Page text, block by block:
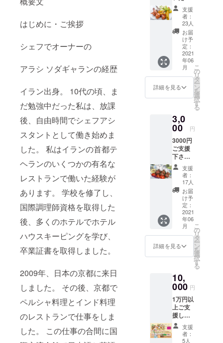
はじめに・ご挨拶
シェフでオーナーの
アラシ ソダギャランの経歴
イラン出身。 10代の頃、ま
だ勉強中だった私は、放課
後、自由時間でシェフアシ
スタントとして働き始めま
した。 私はイランの首都テ
ヘランのいくつかの有名な
レストランで働いた経験が
あります。 学校を修了し、
国際調理師資格を取得した
後、多くのホテルでホテル
ハウスキーピングを学び、
卒業証書を取得しました。
2009年、日本の京都に来日
しました。 その後、京都で
ペルシャ料理とインド料理
のレストランで仕事をしま
した。 この仕事の合間に国
理師資格を
取得した
後、多くの
ホテルでホ
テルハウス
キーピング
を学び、卒
業証書を取
2009年、日
本の京都に
来日しまし
た。 その
後、京都で
ペルシャ料
理とインド
料理のレス
トランで仕
事をしまし
た。 この仕
事の合間に
国際交流会
と英語の言
語を学びま
その後、私
はイランの
客様
へ、リ
ターン
とし
て、リ
ターン
ニュー
でお出
迎え致
しま
す！メ
ニュー
とし
て、
スー
プ、サ
ラダ、
ナンか
ライ
ス、ソ
フトド
リンク1
杯まで
をお選
び頂
き、お
一人
様、一
人前分
カレー
をお選
び頂け
るうえ
に、ナ
ン食べ
放
題！！
！と致
支援
者：
23人
お届
け予
定：
2021
年06
月
詳細を見る
こ
の
リ
タ
ー
ン
を
選
択
す
る
3,0
00 円
3000円
ご支援
下さっ
た方に
は
10％off
でお食
事して
頂けま
す。ご
来店の
際にチ
ケット
無しで
お名前
を支援
ト名簿
にサイ
ンして
頂くだ
けのシ
ンプル
なもの
です。
是非、
支援
者：
17人
お届
け予
定：
2021
年06
月
詳細を見る
こ
の
リ
タ
ー
ン
を
選
択
す
る
10,
000 円
1万円以
上ご支
援して
下さっ
たお客
様には
支援
者：
5人